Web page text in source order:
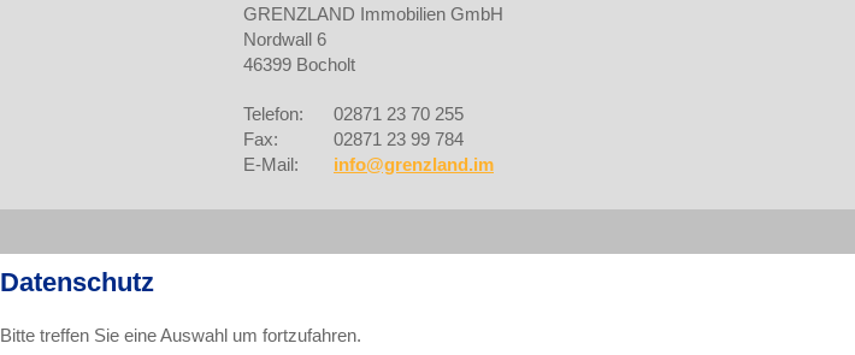
GRENZLAND Immobilien GmbH
Nordwall 6
46399 Bocholt
Telefon:
02871 23 70 255
Fax:
02871 23 99 784
E-Mail:
info@grenzland.im
Datenschutz
Bitte treffen Sie eine Auswahl um fortzufahren.